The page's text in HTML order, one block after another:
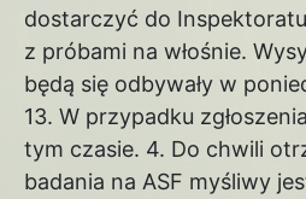
dostarczyć do
z próbami na włośnie.
będą się odbywały w
13. W przypadku
tym czasie. 4. Do chwili
badania na ASF myśliwy